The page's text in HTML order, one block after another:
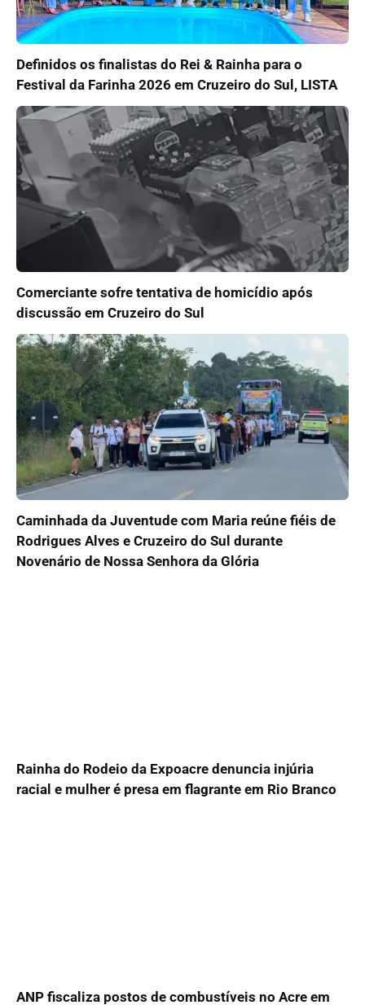
Definidos os finalistas do Rei & Rainha para o
Festival da Farinha 2026 em Cruzeiro do Sul, LISTA
Comerciante sofre tentativa de homicídio após
discussão em Cruzeiro do Sul
Caminhada da Juventude com Maria reúne fiéis de
Rodrigues Alves e Cruzeiro do Sul durante
Novenário de Nossa Senhora da Glória
Rainha do Rodeio da Expoacre denuncia injúria
racial e mulher é presa em flagrante em Rio Branco
ANP fiscaliza postos de combustíveis no Acre em